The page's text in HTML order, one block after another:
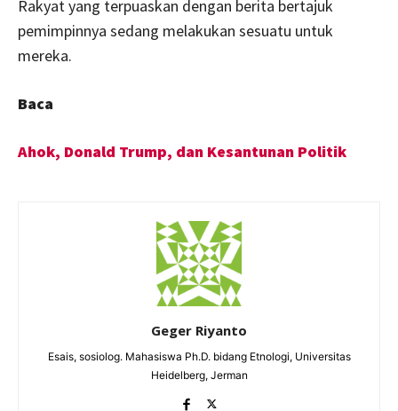
Rakyat yang terpuaskan dengan berita bertajuk
pemimpinnya sedang melakukan sesuatu untuk
mereka.
Baca
Ahok, Donald Trump, dan Kesantunan Politik
Geger Riyanto
Esais, sosiolog. Mahasiswa Ph.D. bidang Etnologi, Universitas
Heidelberg, Jerman